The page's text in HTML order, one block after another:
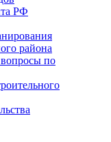
РФ
района
по